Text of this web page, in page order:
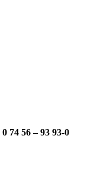
0 74 56 – 93 93-0